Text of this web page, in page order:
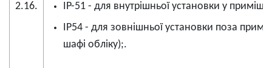
2.16. IP-51 - для внутрішньої установки у
IP54 - для зовнішньої установки поза
шафі обліку);.